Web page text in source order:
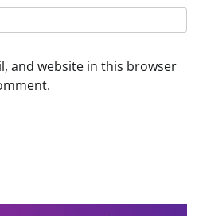
and website in this browser